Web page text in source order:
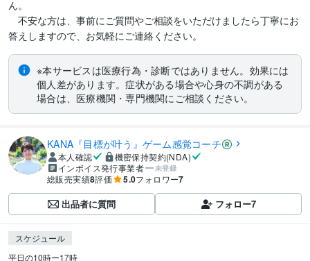
ん。
不安な方は、事前にご質問やご相談をいただけましたら丁寧にお
答えしますので、お気軽にご連絡ください。
※本サービスは医療行為・診断ではありません。効果には
個人差があります。症状がある場合や心身の不調がある
場合は、医療機関・専門機関にご相談ください。
KANA『目標が叶う』ゲーム感覚コーチ
本人確認
機密保持契約(NDA)
インボイス発行事業者
未登録
総販売実績8評価 5.0フォロワー7
出品者に質問 フォロー7
スケジュール
平日の10時ー17時